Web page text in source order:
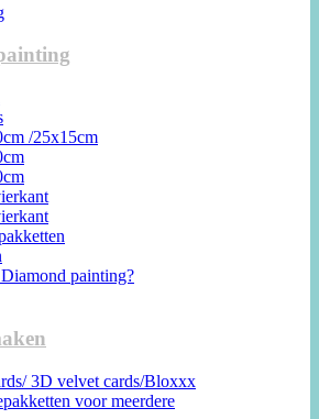
/25x15cm
painting?
3D velvet cards/Bloxxx
voor meerdere